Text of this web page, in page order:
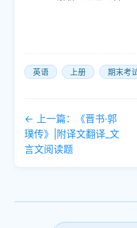
英语 上册 期末考
← 上一篇：《晋书·郭
璞传》|附译文翻译_文
言文阅读题